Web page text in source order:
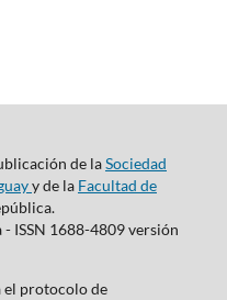
de laSociedad
y de la Facultad de
ISSN 1688-4809 versión
el protocolo de